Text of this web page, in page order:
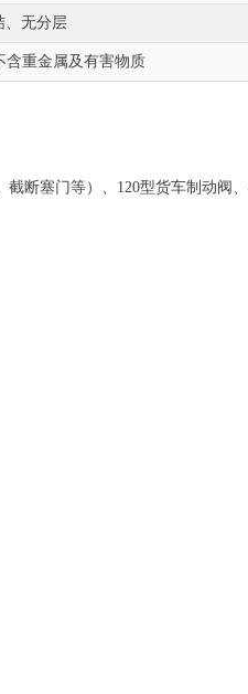
无分层
含重金属及有害物质
断塞门等）、120型货车制动阀